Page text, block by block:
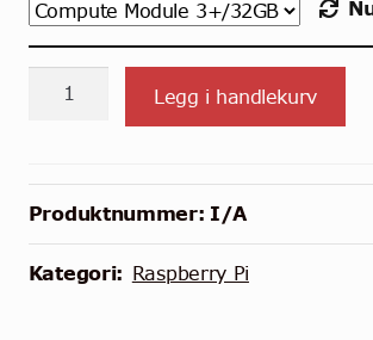
Raspberry
antall
Legg i handlekurv
Produktnummer: I/A
Kategori: Raspberry Pi